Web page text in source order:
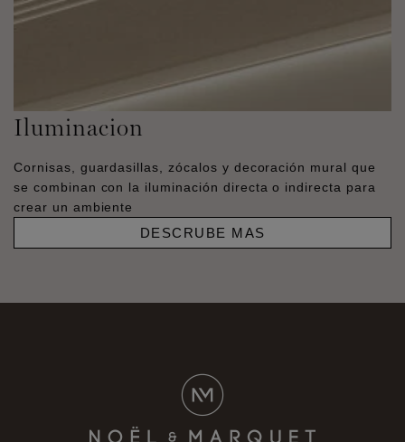
Iluminacion
Cornisas, guardasillas, zócalos y decoración mural que
se combinan con la iluminación directa o indirecta para
crear un ambiente
DESCRUBE MAS